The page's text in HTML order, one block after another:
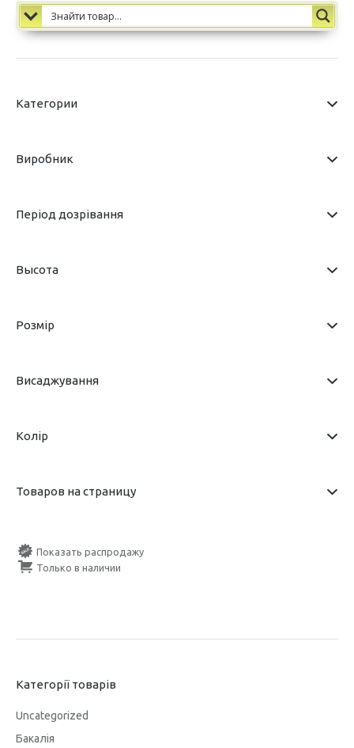
Категории
Виробник
Період дозрівання
Высота
Розмір
Висаджування
Колір
Товаров на страницу
Показать распродажу
Только в наличии
Категорії товарів
Uncategorized
Бакалія